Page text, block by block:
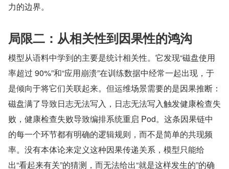
力的边界。
局限二：从相关性到因果性的鸿沟
模型从语料中学到的主要是统计相关性。它发现“磁盘使用
率超过 90%”和“应用崩溃”在训练数据中经常一起出现，于
是倾向于将它们关联起来。但运维场景需要的是因果推断：
磁盘满了导致日志无法写入，日志无法写入触发健康检查失
败，健康检查失败导致编排系统重启 Pod。这条因果链中
的每一个环节都有明确的逻辑规则，而不是简单的共现频
率。没有本体论来定义这种因果传递关系，模型只能给
出“看起来有关”的猜测，而无法给出“就是这样发生的”的确